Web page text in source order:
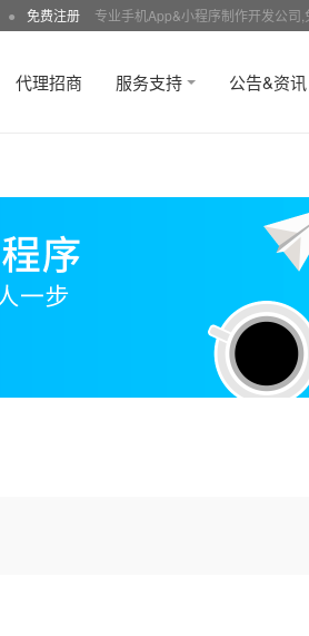
● 免费注册 专业手机App&小程序制作开发公司
代理招商 服务支持 公告&资讯